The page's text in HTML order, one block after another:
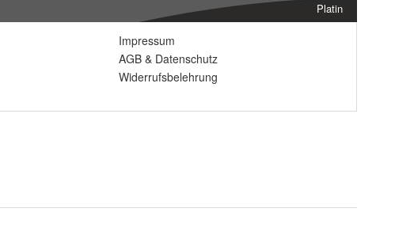
Platin
Impressum
AGB & Datenschutz
Widerrufsbelehrung